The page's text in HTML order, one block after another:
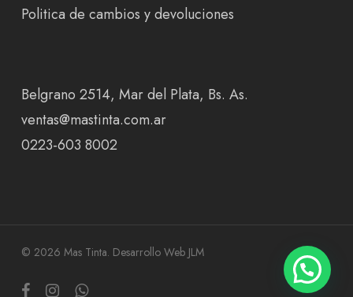
Politica de cambios y devoluciones
Belgrano 2514, Mar del Plata, Bs. As.
ventas@mastinta.com.ar
0223-603 8002
© 2026 Mas Tinta. Desarrollo Web JLM
facebookinstagramwhatsapp